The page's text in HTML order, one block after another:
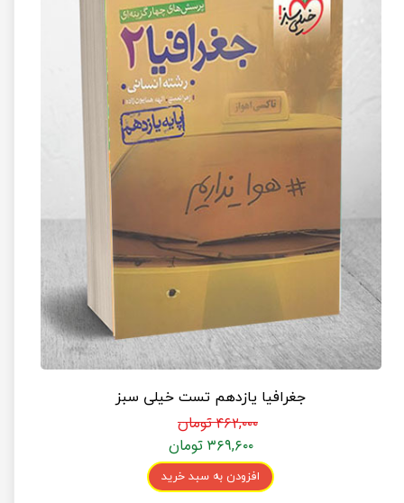
جغرافیا یازدهم تست خیلی سبز
۴۶۲,۰۰۰ تومان
۳۶۹,۶۰۰ تومان
افزودن به سبد خرید